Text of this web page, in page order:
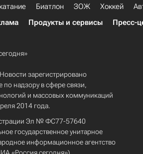
Биатлон ЗОЖ Хоккей
Продукты и сервисы Пресс-
зарегистрировано
надзору в сфере связи,
и массовых коммуникаций
2014 года.
Эл № ФС77-57640
государственное унитарное
информационное агентство